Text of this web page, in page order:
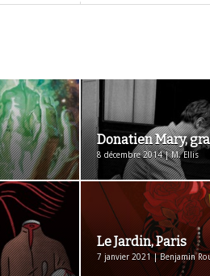
Donatien Mary,
8 décembre 2014 | M. Ellis
Le Jardin, Paris
7 janvier 2021 | Benjamin